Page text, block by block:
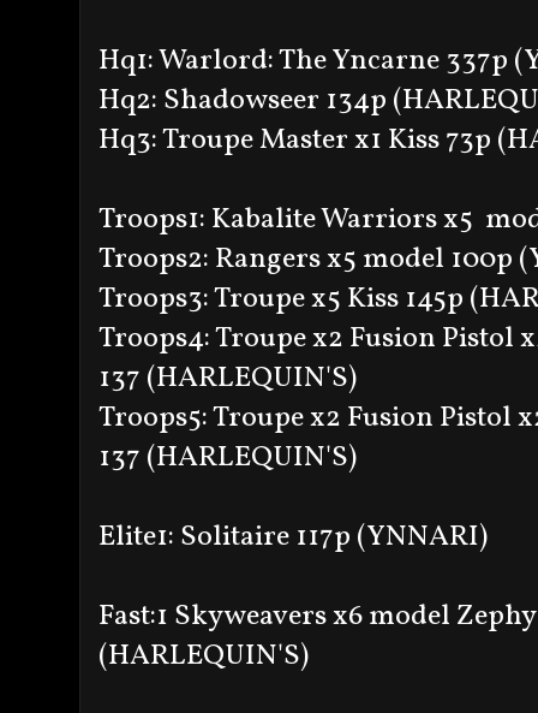
Hq1: Warlord: The Yncarne 337p
Hq2: Shadowseer 134p
Hq3: Troupe Master x1 Kiss 73p
Troops1: Kabalite Warriors x5
Troops2: Rangers x5 model 100p
Troops3: Troupe x5 Kiss 145p
Troops4: Troupe x2 Fusion Pistol
137 (HARLEQUIN'S)
Troops5: Troupe x2 Fusion Pistol
137 (HARLEQUIN'S)
Elite1: Solitaire 117p (YNNARI)
Fast:1 Skyweavers x6 model
(HARLEQUIN'S)